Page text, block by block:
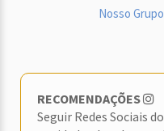
Nosso
RECOMENDAÇÕES
Seguir Redes Sociais